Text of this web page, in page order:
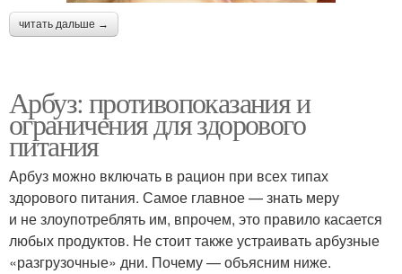
читать дальше →
Арбуз: противопоказания и
ограничения для здорового
питания
Арбуз можно включать в рацион при всех типах
здорового питания. Самое главное — знать меру
и не злоупотреблять им, впрочем, это правило касается
любых продуктов. Не стоит также устраивать арбузные
«разгрузочные» дни. Почему — объясним ниже.